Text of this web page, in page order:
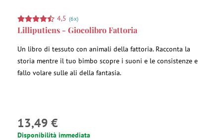
4,5 (6x)
Lilliputiens - Giocolibro Fattoria
Un libro di tessuto con animali della fattoria. Racconta la
storia mentre il tuo bimbo scopre i suoni e le consistenze e
fallo volare sulle ali della fantasia.
13,49 €
Disponibilità immediata